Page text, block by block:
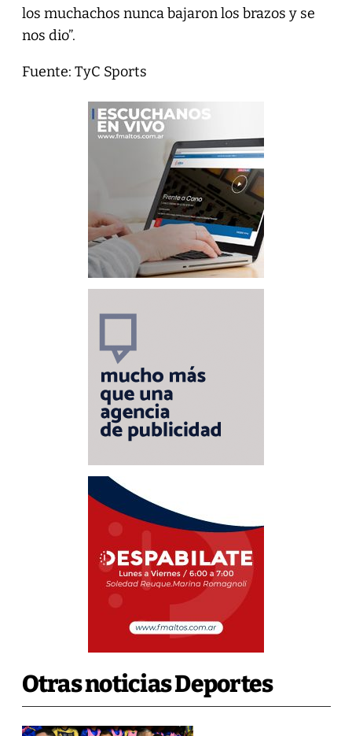
los muchachos nunca bajaron los brazos y se
nos dio”.
Fuente: TyC Sports
Otras noticias Deportes